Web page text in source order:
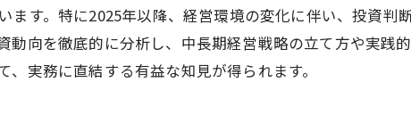
ます。特に2025年以降、経営環境の変化に伴い、投資判
動向を徹底的に分析し、中長期経営戦略の立て方や実践
実務に直結する有益な知見が得られます。